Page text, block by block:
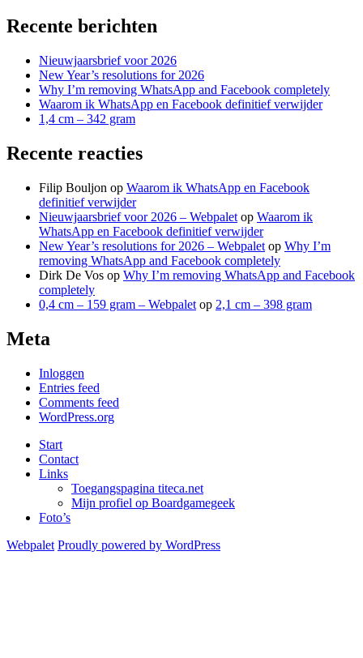
Recente berichten
Nieuwjaarsbrief voor 2026
New Year’s resolutions for 2026
Why I’m removing WhatsApp and Facebook completely
Waarom ik WhatsApp en Facebook definitief verwijder
1,4 cm – 342 gram
Recente reacties
Filip Bouljon op Waarom ik WhatsApp en Facebook
definitief verwijder
Nieuwjaarsbrief voor 2026 – Webpalet op Waarom ik
WhatsApp en Facebook definitief verwijder
New Year’s resolutions for 2026 – Webpalet op Why I’m
removing WhatsApp and Facebook completely
Dirk De Vos op Why I’m removing WhatsApp and Facebook
completely
0,4 cm – 159 gram – Webpalet op 2,1 cm – 398 gram
Meta
Inloggen
Entries feed
Comments feed
WordPress.org
Start
Contact
Links
Toegangspagina titeca.net
Mijn profiel op Boardgamegeek
Foto’s
Webpalet Proudly powered by WordPress